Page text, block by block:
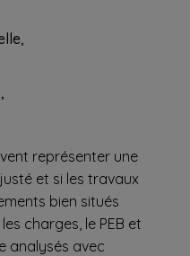
représenter une
et si les travaux
bien situés
charges, le PEB et
analysés avec